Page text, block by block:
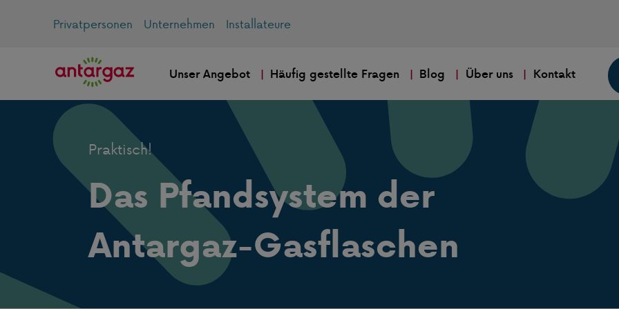
Privatpersonen Unternehmen Installateure
Unser Angebot Häufig gestellte Fragen Blog Über uns Kontakt
Praktisch!
Das Pfandsystem der
Antargaz-Gasflaschen